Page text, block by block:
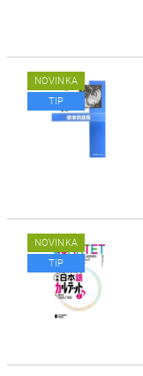
NOVINKA
TIP
NOVINKA
TIP